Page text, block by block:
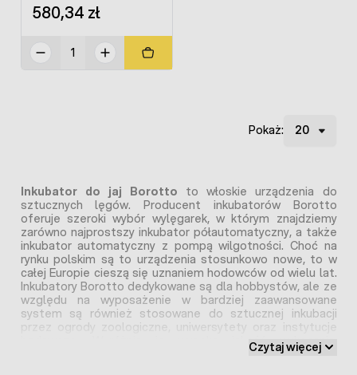
580,34 zł
Pokaż:
Inkubator do jaj Borotto to włoskie urządzenia do
sztucznych lęgów. Producent inkubatorów Borotto
oferuje szeroki wybór wylęgarek, w którym znajdziemy
zarówno najprostszy inkubator półautomatyczny, a także
inkubator automatyczny z pompą wilgotności. Choć na
rynku polskim są to urządzenia stosunkowo nowe, to w
całej Europie cieszą się uznaniem hodowców od wielu lat.
Inkubatory Borotto dedykowane są dla hobbystów, ale ze
względu na wyposażenie w bardziej zaawansowane
system są również stosowane do sztucznej inkubacji
przez ogrody zoologiczne, uniwersytety oraz instytucje
badawcze. Wyróżnia je wysoka jakość wykonania,
nowoczesny design, prosta i intuicyjna obsługa, a także
Czytaj więcej